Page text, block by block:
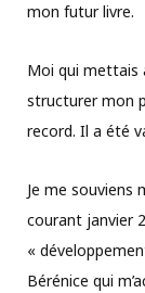
mon futur livre.
Moi qui mettais
structurer mon
record. Il a été
Je me souviens
courant janvier
«
Bérénice qui